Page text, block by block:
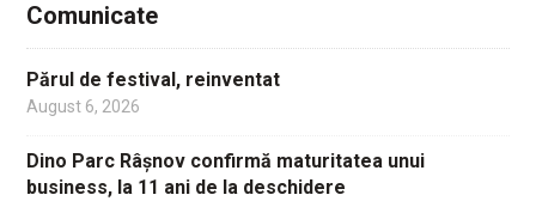
Comunicate
Părul de festival, reinventat
August 6, 2026
Dino Parc Râșnov confirmă maturitatea unui
business, la 11 ani de la deschidere